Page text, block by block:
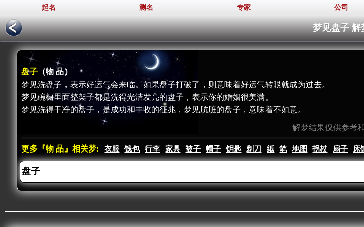
起名 测名 专家 公司
梦见盘子 解
盘子 （物 品）
梦见洗盘子，表示好运气会来临。如果盘子打破了，则意味着好运气转眼就成为过去。
梦见碗橱里面整架子都是洗得光洁发亮的盘子，表示你的婚姻很美满。
梦见洗得干净的盘子，是成功和丰收的征兆，梦见肮脏的盘子，意味着不如意。
解梦结果仅供参考
更多『物 品』相关梦: 衣服 钱包 行李 家具 被子 帽子 钥匙 剃刀 纸 笔 地图 拐杖 扇子 床